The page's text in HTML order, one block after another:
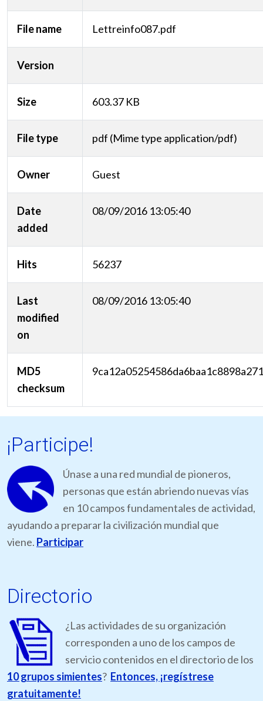
File name Lettreinfo087.pdf
Version
Size 603.37 KB
File type pdf (Mime type application/pdf)
Owner Guest
Date
added
08/09/2016 13:05:40
Hits 56237
Last
modified
on
08/09/2016 13:05:40
MD5
checksum
¡Participe!
Únase a una red mundial de pioneros,
personas que están abriendo nuevas vías
en 10 campos fundamentales de actividad,
ayudando a preparar la civilización mundial que
viene. Participar
Directorio
¿Las actividades de su organización
corresponden a uno de los campos de
servicio contenidos en el directorio de los
10 grupos simientes? Entonces, ¡regístrese
gratuitamente!